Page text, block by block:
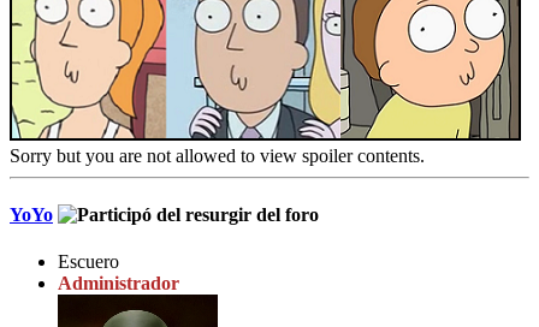
Sorry but you are not allowed to view spoiler contents.
YoYo
Escuero
Administrador